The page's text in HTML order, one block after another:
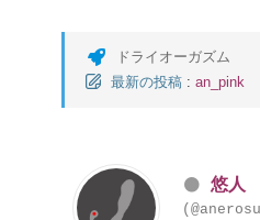
ドライオーガズム
最新の投稿 : an_pink
悠人